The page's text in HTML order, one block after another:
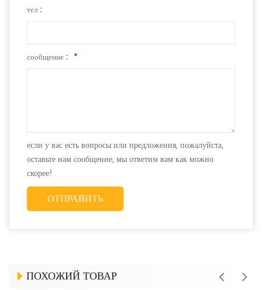
тел :
сообщение : *
если у вас есть вопросы или предложения, пожалуйста,
оставьте нам сообщение, мы ответим вам как можно
скорее!
ПОХОЖИЙ ТОВАР